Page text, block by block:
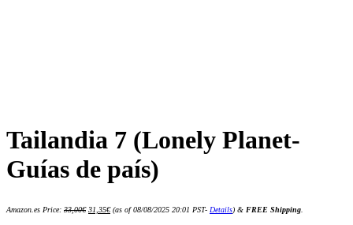
Tailandia 7 (Lonely Planet-
Guías de país)
Amazon.es Price: 33,00€ precio
31,35€precio
(as of 08/08/2025 20:01 PST- Details) & FREE Shipping